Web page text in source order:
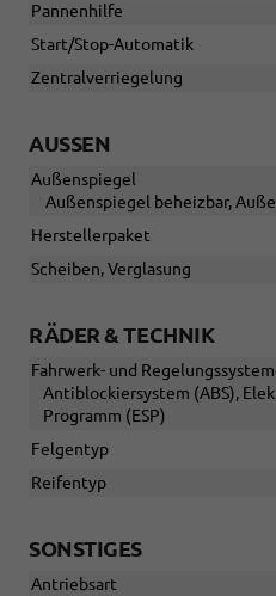
Pannenhilfe
Start/Stop-Automatik
Zentralverriegelung
AUSSEN
Außenspiegel
Außenspiegel beheizbar,
Herstellerpaket
Scheiben, Verglasung
RÄDER & TECHNIK
Fahrwerk- und
Antiblockiersystem (ABS),
Programm (ESP)
Felgentyp
Reifentyp
SONSTIGES
Antriebsart